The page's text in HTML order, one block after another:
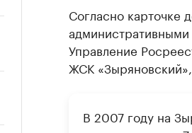
Согласно карточке
Управление
ЖСК
В 2007 году на